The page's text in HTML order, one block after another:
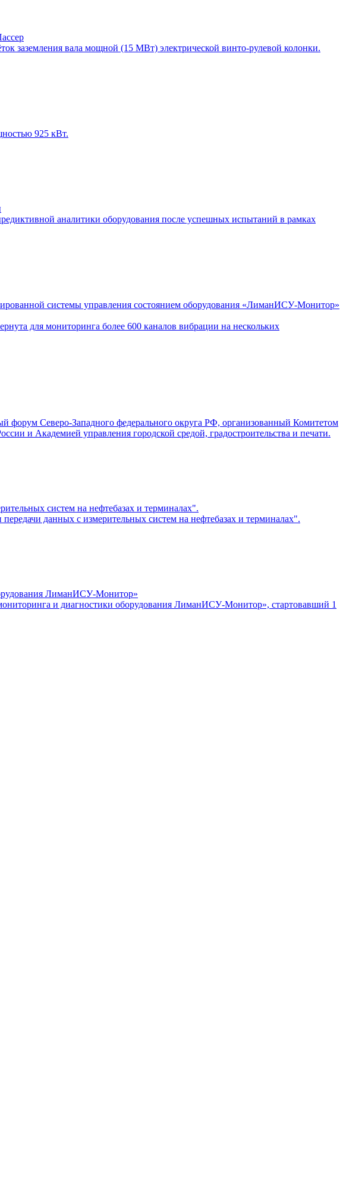
заземления вала мощной (15 МВт) электрической винто-рулевой колонки.
925 кВт.
аналитики оборудования после успешных испытаний в рамках
системы управления состоянием оборудования «ЛиманИСУ-Монитор»
для мониторинга более 600 каналов вибрации на нескольких
форум Северо-Западного федерального округа РФ, организованный Комитетом
и Академией управления городской средой, градостроительства и печати.
систем на нефтебазах и терминалах".
данных с измерительных систем на нефтебазах и терминалах".
ЛиманИСУ-Монитор»
и диагностики оборудования ЛиманИСУ-Монитор», стартовавший 1